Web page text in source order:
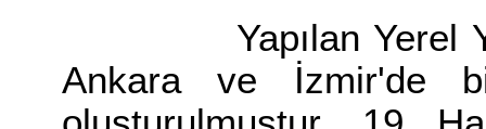
Yapılan Yerel
Ankara ve İzmir'de